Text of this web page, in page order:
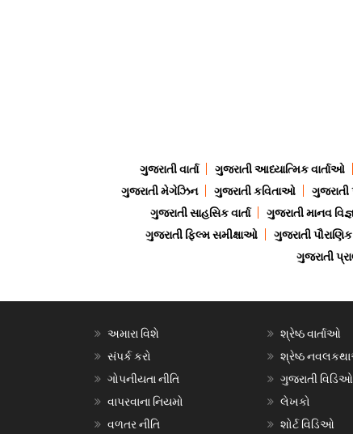
ગુજરાતી વાર્તા ગુજરાતી આધ્યાત્મિક વાર્તાઓ
ગુજરાતી મેગેઝિન
ગુજરાતી કવિતાઓ ગુજરાતી
ગુજરાતી સાહસિક વાર્તા
ગુજરાતી માનવ
ગુજરાતી ફિલ્મ સમીક્ષાઓ
ગુજરાતી
ગુજરાતી
અમારા વિશે
સંપર્ક કરો
ગોપનીયતા નીતિ
વાપરવાના નિયમો
વળતર નીતિ
શ્રેષ્ઠ વાર્તાઓ
શ્રેષ્ઠ
ગુજરાતી વિડિઓ
લેખકો
શોર્ટ વિડિઓ